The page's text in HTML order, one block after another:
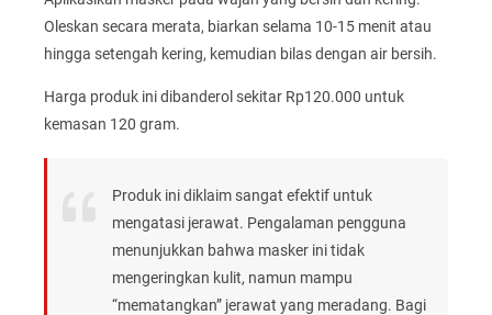
Oleskan secara merata, biarkan selama 10-15 menit atau
hingga setengah kering, kemudian bilas dengan air bersih.
Harga produk ini dibanderol sekitar Rp120.000 untuk
kemasan 120 gram.
Produk ini diklaim sangat efektif untuk
mengatasi jerawat. Pengalaman pengguna
menunjukkan bahwa masker ini tidak
mengeringkan kulit, namun mampu
“mematangkan” jerawat yang meradang. Bagi